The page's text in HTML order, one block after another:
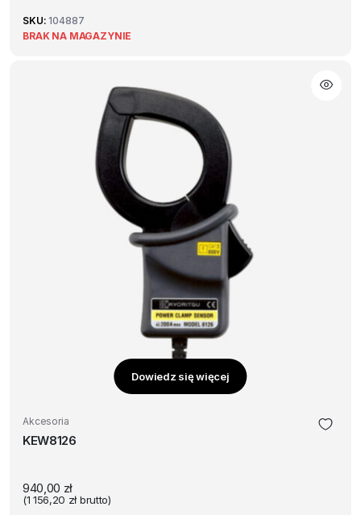
SKU: 104887
BRAK NA MAGAZYNIE
Dowiedz się więcej
Akcesoria
KEW8126
940,00 zł
(1 156,20 złbrutto)